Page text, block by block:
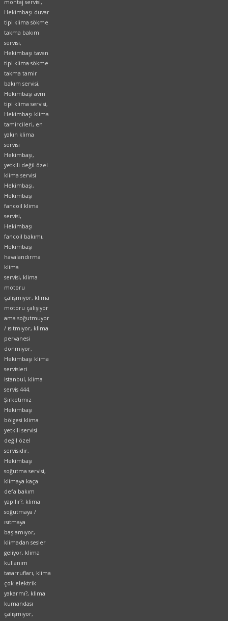
montaj servisi,
Hekimbaşı duvar
tipi klima sökme
takma bakım
servisi,
Hekimbaşı tavan
tipi klima sökme
takma tamir
bakım servisi,
Hekimbaşı avm
tipi klima servisi,
Hekimbaşı klima
tamircileri, en
yakın klima
servisi
Hekimbaşı,
yetkili değil özel
klima servisi
Hekimbaşı,
Hekimbaşı
fancoil klima
servisi,
Hekimbaşı
fancoil bakımı,
Hekimbaşı
havalandırma
klima
servisi, klima
motoru
çalışmıyor, klima
motoru çalışıyor
ama soğutmuyor
/ ısıtmıyor, klima
pervanesi
dönmiyor,
Hekimbaşı klima
servisleri
istanbul, klima
servis 444.
Şirketimiz
Hekimbaşı
bölgesi klima
yetkili servisi
değil özel
servisidir,
Hekimbaşı
soğutma servisi,
klimaya kaça
defa bakım
yapılır?, klima
soğutmaya /
ısıtmaya
başlamıyor,
klimadan sesler
geliyor, klima
kullanım
tasarrufları, klima
çok elektrik
yakarmı?, klima
kumandası
çalışmıyor,